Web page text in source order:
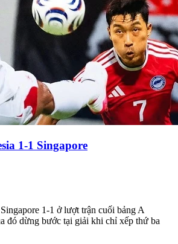
1-1 Singapore
1-1 ở lượt trận cuối bảng A
đó dừng bước tại giải khi chỉ xếp thứ ba